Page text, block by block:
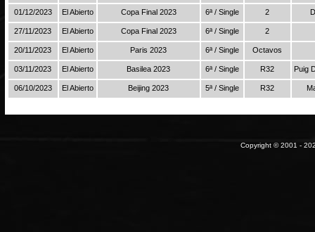
01/12/2023 El Abierto Copa Final 2023 6ª / Single 2
27/11/2023 El Abierto Copa Final 2023 6ª / Single 2
20/11/2023 El Abierto Paris 2023 6ª / Single Octavos
03/11/2023 El Abierto Basilea 2023 6ª / Single R32 Puig
06/10/2023 El Abierto Beijing 2023 5ª / Single R32
Copyright © 2001 -